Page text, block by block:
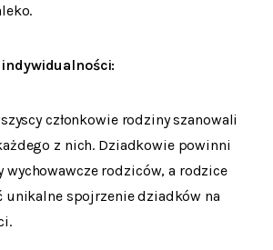
członkowie rodziny szanowali
z nich. Dziadkowie powinni
wychowawcze rodziców, a rodzice
unikalne spojrzenie dziadków na